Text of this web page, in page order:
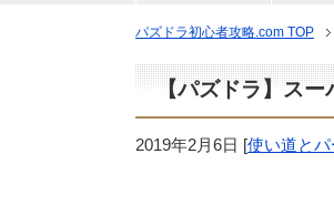
パズドラ初心者攻略.com TOP
【パズドラ】スー
2019年2月6日 [使い道と